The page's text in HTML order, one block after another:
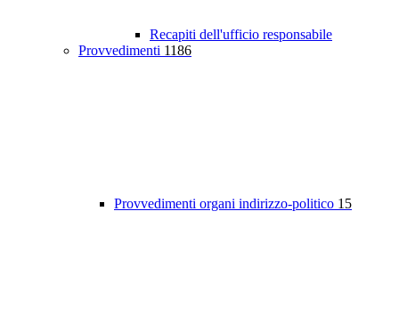
Recapiti dell'ufficio responsabile
Provvedimenti 1186
Provvedimenti organi indirizzo-politico 15